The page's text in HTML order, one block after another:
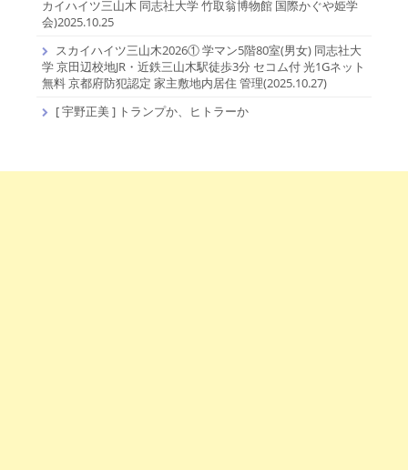
カイハイツ三山木 同志社大学 竹取翁博物館 国際かぐや姫学
会)2025.10.25
スカイハイツ三山木2026① 学マン5階80室(男女) 同志社大
学 京田辺校地JR・近鉄三山木駅徒歩3分 セコム付 光1Gネット
無料 京都府防犯認定 家主敷地内居住 管理(2025.10.27)
[ 宇野正美 ] トランプか、ヒトラーか